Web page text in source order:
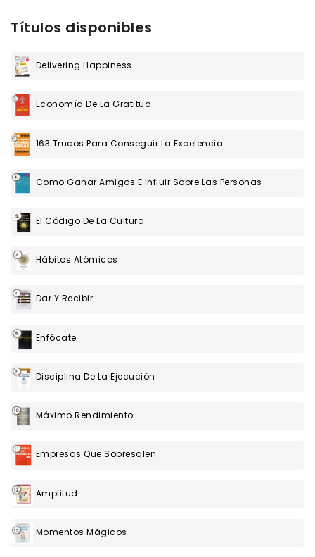
Títulos disponibles
Delivering Happiness
Economía De La Gratitud
163 Trucos Para Conseguir La Excelencia
Como Ganar Amigos E Influir Sobre Las Personas
El Código De La Cultura
Hábitos Atómicos
Dar Y Recibir
Enfócate
Disciplina De La Ejecución
Máximo Rendimiento
Empresas Que Sobresalen
Amplitud
Momentos Mágicos